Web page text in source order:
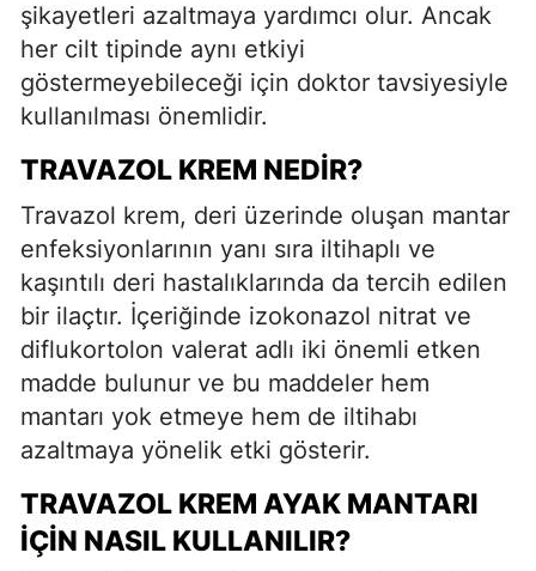
şikayetleri azaltmaya yardımcı olur. Ancak
her cilt tipinde aynı etkiyi
göstermeyebileceği için doktor tavsiyesiyle
kullanılması önemlidir.
TRAVAZOL KREM NEDIR?
Travazol krem, deri üzerinde oluşan mantar
enfeksiyonlarının yanı sıra iltihaplı ve
kaşıntılı deri hastalıklarında da tercih edilen
bir ilaçtır. İçeriğinde izokonazol nitrat ve
diflukortolon valerat adlı iki önemli etken
madde bulunur ve bu maddeler hem
mantarı yok etmeye hem de iltihabı
azaltmaya yönelik etki gösterir.
TRAVAZOL KREM AYAK MANTARI
İÇIN NASIL KULLANILIR?